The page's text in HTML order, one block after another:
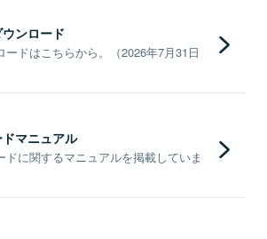
ンロード
ドはこちらから。（2026年7月31日
マニュアル
に関するマニュアルを掲載していま